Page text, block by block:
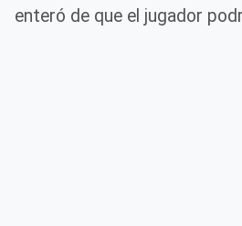
enteró de que el jugador